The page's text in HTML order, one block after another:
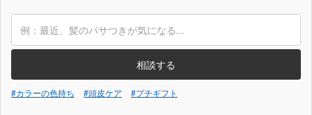
相談する
#カラーの色持ち #頭皮ケア #プチギフト